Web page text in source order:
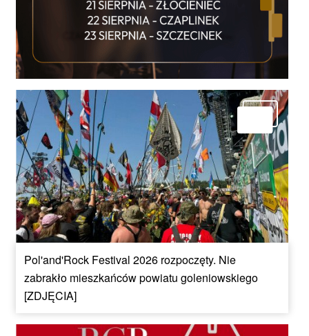
Pol'and'Rock Festival 2026 rozpoczęty. Nie
zabrakło mieszkańców powiatu goleniowskiego
[ZDJĘCIA]